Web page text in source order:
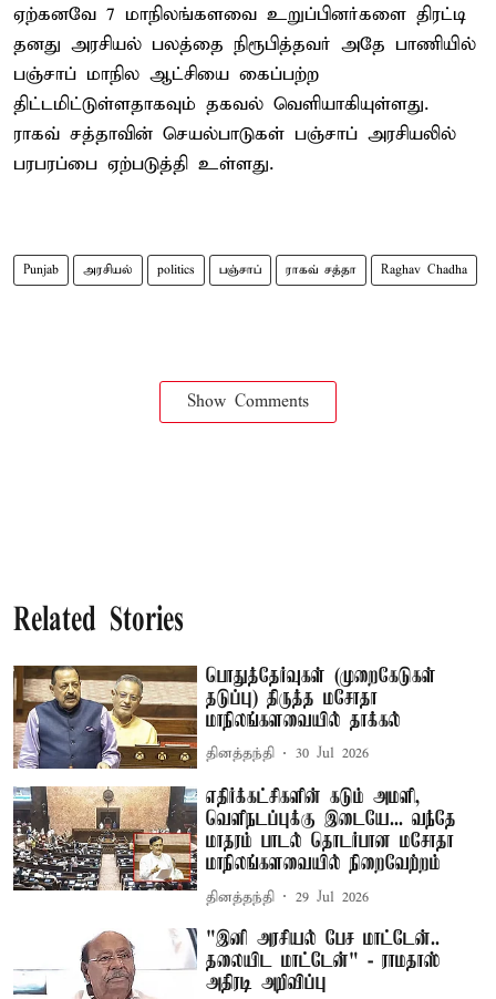
ஏற்கனவே 7 மாநிலங்களவை உறுப்பினர்களை திரட்டி
தனது அரசியல் பலத்தை நிரூபித்தவர் அதே பாணியில்
பஞ்சாப் மாநில ஆட்சியை கைப்பற்ற
திட்டமிட்டுள்ளதாகவும் தகவல் வெளியாகியுள்ளது.
ராகவ் சத்தாவின் செயல்பாடுகள் பஞ்சாப் அரசியலில்
பரபரப்பை ஏற்படுத்தி உள்ளது.
Punjab அரசியல் politics பஞ்சாப் ராகவ் சத்தா Raghav Chadha
Show Comments
Related Stories
பொதுத்தேர்வுகள் (முறைகேடுகள்
தடுப்பு) திருத்த மசோதா
மாநிலங்களவையில் தாக்கல்
தினத்தந்தி 30 Jul 2026
எதிர்க்கட்சிகளின் கடும் அமளி,
வெளிநடப்புக்கு இடையே... வந்தே
மாதரம் பாடல் தொடர்பான மசோதா
மாநிலங்களவையில் நிறைவேற்றம்
தினத்தந்தி 29 Jul 2026
"இனி அரசியல் பேச மாட்டேன்..
தலையிட மாட்டேன்" - ராமதாஸ்
அதிரடி அறிவிப்பு